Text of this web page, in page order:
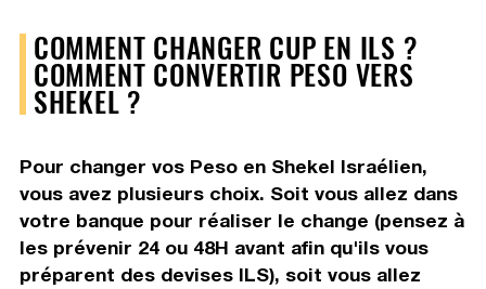
COMMENT CHANGER CUP EN ILS ?
COMMENT CONVERTIR PESO VERS
SHEKEL ?
Pour changer vos Peso en Shekel Israélien,
vous avez plusieurs choix. Soit vous allez dans
votre banque pour réaliser le change (pensez à
les prévenir 24 ou 48H avant afin qu'ils vous
préparent des devises ILS), soit vous allez